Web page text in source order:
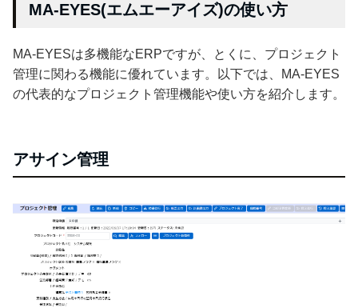
MA-EYES(エムエーアイズ)の使い方
MA-EYESは多機能なERPですが、とくに、プロジェクト
管理に関わる機能に優れています。以下では、MA-EYES
の代表的なプロジェクト管理機能や使い方を紹介します。
アサイン管理